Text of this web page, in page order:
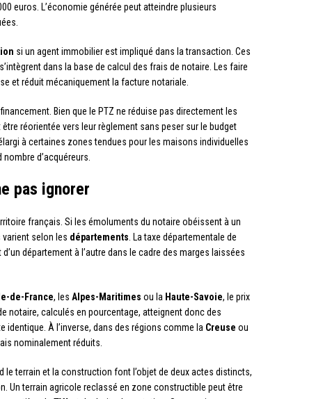
euros. L’économie générée peut atteindre plusieurs
si un agent immobilier est impliqué dans la transaction. Ces
dans la base de calcul des frais de notaire. Les faire
et réduit mécaniquement la facture notariale.
Bien que le PTZ ne réduise pas directement les
réorientée vers leur règlement sans peser sur le budget
à certaines zones tendues pour les maisons individuelles
d’acquéreurs.
pas ignorer
français. Si les émoluments du notaire obéissent à un
selon les départements . La taxe départementale de
département à l’autre dans le cadre des marges laissées
Île-de-France, les Alpes-Maritimes ou la Haute-Savoie, le prix
notaire, calculés en pourcentage, atteignent donc des
À l’inverse, dans des régions comme la Creuse ou
nominalement réduits.
le terrain et la construction font l’objet de deux actes distincts,
Un terrain agricole reclassé en zone constructible peut être